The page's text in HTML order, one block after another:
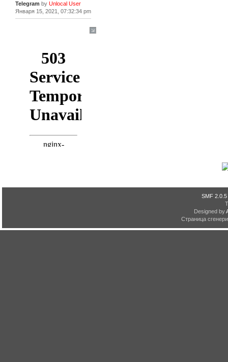
Telegram by Unlocal User
Января 15, 2021, 07:32:34 pm
SMF 2.0.5
Designed by
Страница